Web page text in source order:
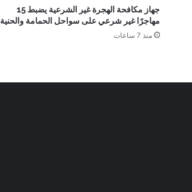
جهاز مكافحة الهجرة غير الشرعية يضبط 15
مهاجرًا غير شرعي على سواحل الحمامة والحنية
منذ 7 ساعات